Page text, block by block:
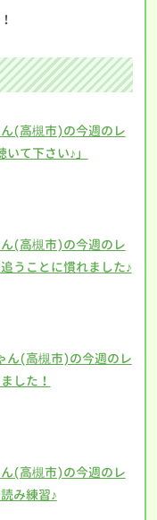
(高槻市)の今週のレ
て下さい♪」
(高槻市)の今週のレ
うことに慣れました♪
ん(高槻市)の今週のレ
した！
(高槻市)の今週のレ
み練習♪